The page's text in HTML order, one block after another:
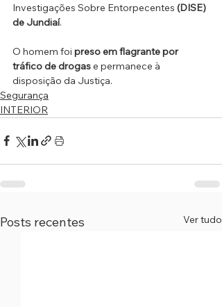
Investigações Sobre Entorpecentes (DISE)
de Jundiaí.
O homem foi preso em flagrante por
tráfico de drogas e permanece à
disposição da Justiça.
Segurança
INTERIOR
Posts recentes Ver tudo